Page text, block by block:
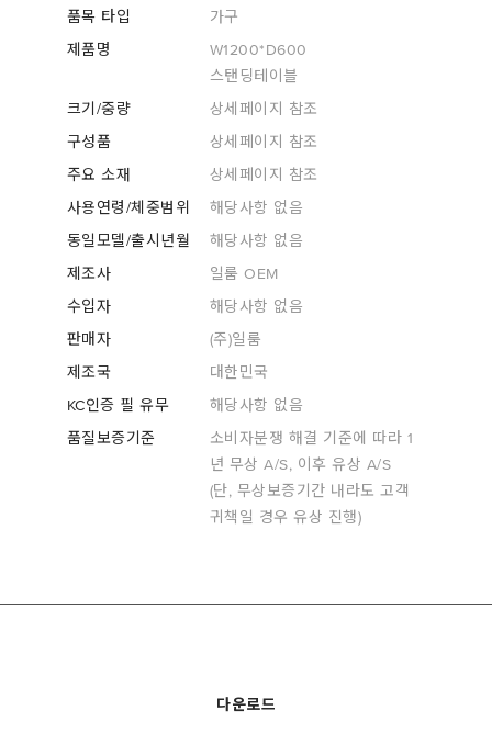
품목 타입
가구
제품명
W1200*D600
스탠딩테이블
크기/중량
상세페이지 참조
구성품
상세페이지 참조
주요 소재
상세페이지 참조
사용연령/체중범위
해당사항 없음
동일모델/출시년월
해당사항 없음
제조사
일룸 OEM
수입자
해당사항 없음
판매자
(주)일룸
제조국
대한민국
KC인증 필 유무
해당사항 없음
품질보증기준
소비자분쟁 해결 기준에 따라 1
년 무상 A/S, 이후 유상 A/S
(단, 무상보증기간 내라도 고객
귀책일 경우 유상 진행)
다운로드